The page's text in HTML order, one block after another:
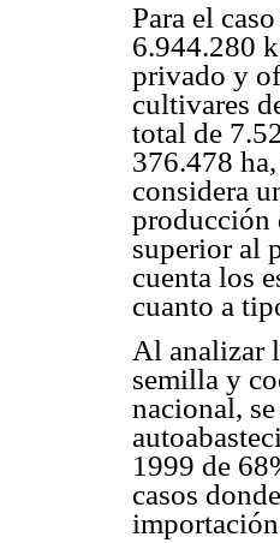
Para el
6.944.280
privado y
cultivares
total de
376.478
considera
producción
superior al
cuenta los
cuanto a
Al analizar
semilla y
nacional,
1999 de
casos